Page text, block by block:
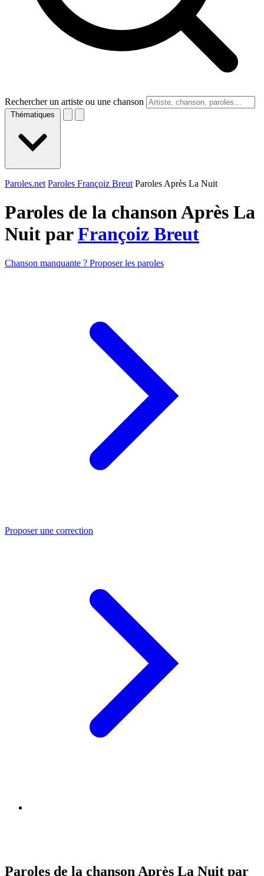
Rechercher un artiste ou une chanson
Thématiques
Paroles.net Paroles Françoiz Breut Paroles Après La Nuit
Paroles de la chanson Après La
Nuit parFrançoiz Breut
Chanson manquante ? Proposer les paroles
Proposer une correction
Paroles de la chanson Après La Nuit par